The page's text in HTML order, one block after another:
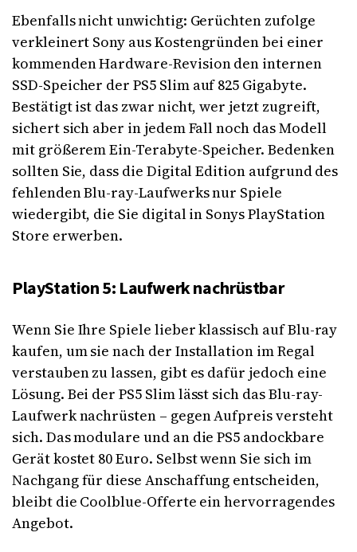
Ebenfalls nicht unwichtig: Gerüchten zufolge
verkleinert Sony aus Kostengründen bei einer
kommenden Hardware-Revision den internen
SSD-Speicher der PS5 Slim auf 825 Gigabyte.
Bestätigt ist das zwar nicht, wer jetzt zugreift,
sichert sich aber in jedem Fall noch das Modell
mit größerem Ein-Terabyte-Speicher. Bedenken
sollten Sie, dass die Digital Edition aufgrund des
fehlenden Blu-ray-Laufwerks nur Spiele
wiedergibt, die Sie digital in Sonys PlayStation
Store erwerben.
PlayStation 5: Laufwerk nachrüstbar
Wenn Sie Ihre Spiele lieber klassisch auf Blu-ray
kaufen, um sie nach der Installation im Regal
verstauben zu lassen, gibt es dafür jedoch eine
Lösung. Bei der PS5 Slim lässt sich das Blu-ray-
Laufwerk nachrüsten – gegen Aufpreis versteht
sich. Das modulare und an die PS5 andockbare
Gerät kostet 80 Euro. Selbst wenn Sie sich im
Nachgang für diese Anschaffung entscheiden,
bleibt die Coolblue-Offerte ein hervorragendes
Angebot.